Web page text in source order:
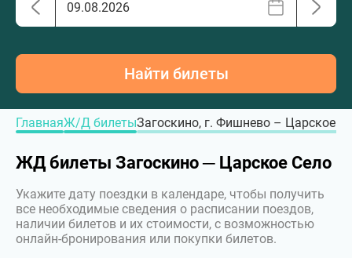
Найти билеты
ГлавнаяЖ/Д билетыЗагоскино, г. Фишнево – Царское
ЖД билеты Загоскино ─ Царское Село
Укажите дату поездки в календаре, чтобы получить
все необходимые сведения о расписании поездов,
наличии билетов и их стоимости, с возможностью
онлайн-бронирования или покупки билетов.